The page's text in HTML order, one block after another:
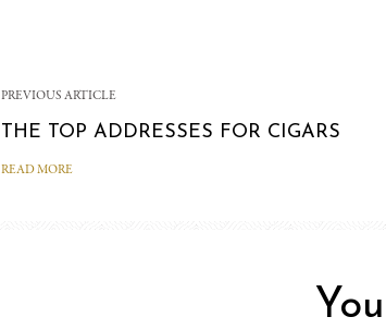
PREVIOUS ARTICLE
THE TOP ADDRESSES FOR CIGARS
READ MORE